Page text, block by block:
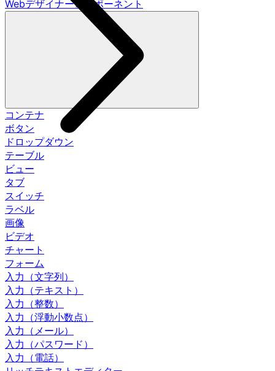
Webデザイナーコンポーネント
コンテナ
ボタン
ドロップダウン
テーブル
ビュー
タブ
スイッチ
ラベル
画像
ビデオ
チャート
フォーム
入力（文字列）
入力（テキスト）
入力（整数）
入力（浮動小数点）
入力（メール）
入力（パスワード）
入力（電話）